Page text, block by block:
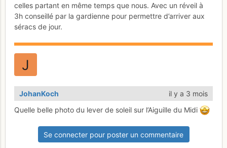
celles partant en même temps que nous. Avec un réveil à
3h conseillé par la gardienne pour permettre d’arriver aux
séracs de jour.
JohanKoch
il y a 3 mois
Quelle belle photo du lever de soleil sur l’Aiguille du Midi
Se connecter pour poster un commentaire